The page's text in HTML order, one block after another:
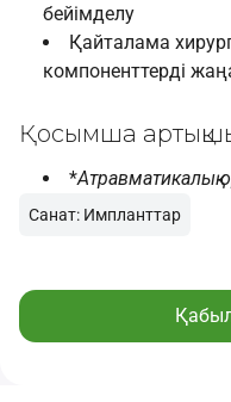
бейімделу
Қайталама
компоненттерді
Қосымша
*Атравматикалық
Санат: Импланттар